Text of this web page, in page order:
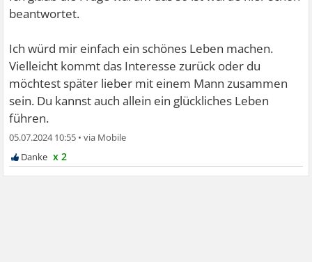
beantwortet.
Ich würd mir einfach ein schönes Leben machen.
Vielleicht kommt das Interesse zurück oder du
möchtest später lieber mit einem Mann zusammen
sein. Du kannst auch allein ein glückliches Leben
führen.
05.07.2024 10:55 •
x 2